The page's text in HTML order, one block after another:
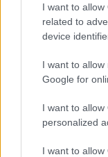
I want to
related to
device
I want to
Google for
I want to
personalized
I want to
Delta
va